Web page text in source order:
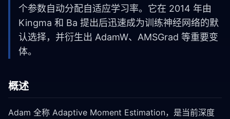
个参数自动分配自适应学习率。它在 2014 年由
Kingma 和 Ba 提出后迅速成为训练神经网络的默
认选择，并衍生出 AdamW、AMSGrad 等重要变
体。
概述
Adam 全称 Adaptive Moment Estimation，是当前深度